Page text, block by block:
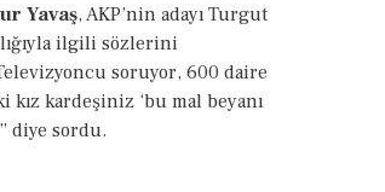
Yavaş, AKP’nin adayı Turgut
ilgili sözlerini
soruyor, 600 daire
kız kardeşiniz ‘bu mal beyanı
diye sordu.